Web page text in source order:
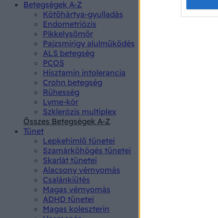
Betegségek A-Z
Kötőhártya-gyulladás
Endometriózis
Pikkelysömör
Pajzsmirigy alulműködés
ALS betegség
PCOS
Hisztamin intolerancia
Crohn betegség
Rühesség
Lyme-kór
Szklerózis multiplex
Összes Betegségek A-Z
Tünet
Lepkehimlő tünetei
Szamárköhögés tünetei
Skarlát tünetei
Alacsony vérnyomás
Csalánkiütés
Magas vérnyomás
ADHD tünetei
Magas koleszterin